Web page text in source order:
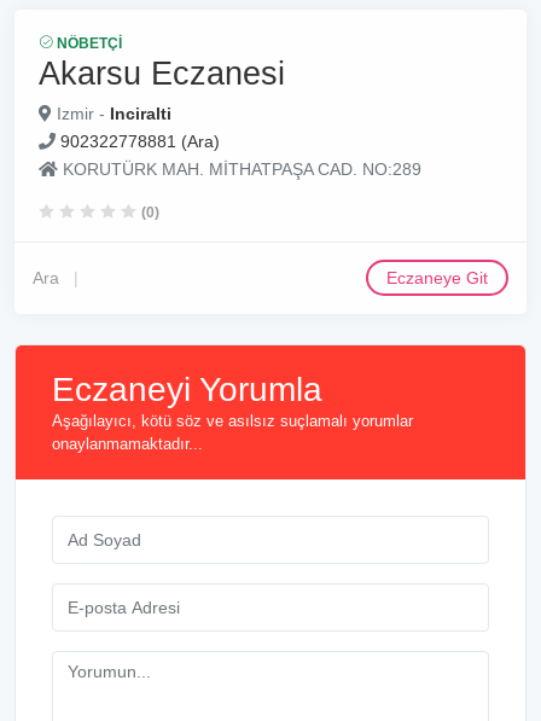
NÖBETÇI
Akarsu Eczanesi
Izmir - Inciralti
902322778881 (Ara)
KORUTÜRK MAH. MİTHATPAŞA CAD. NO:289
(0)
Ara Eczaneye Git
Eczaneyi Yorumla
Aşağılayıcı, kötü söz ve asılsız suçlamalı yorumlar
onaylanmamaktadır...